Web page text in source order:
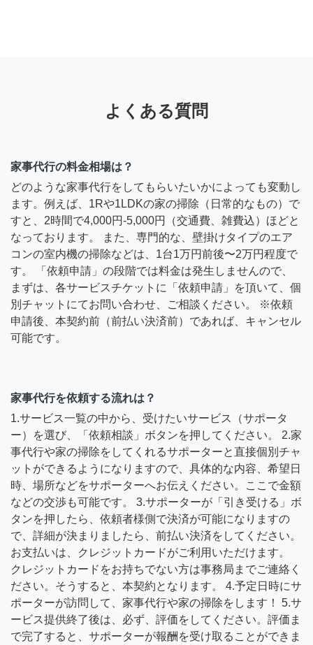
よくある質問
家事代行の料金相場は？
どのような家事代行をしてもらいたいかによっても変動し
ます。例えば、1Rや1LDKの家の掃除（日常的なもの）で
すと、2時間で4,000円-5,000円（交通費、雑費込）ほどと
なっております。 また、専門的な、壁掛けタイプのエア
コンの室内機の掃除などは、1台1万円前後〜2万円程度で
す。 「依頼申請」の段階では料金は発生しませんので、
まずは、各サービスチケットに「依頼申請」を頂いて、個
別チャットにてお問い合わせ、ご相談ください。 ※依頼
申請後、本契約前（前払い決済前）であれば、キャンセル
可能です。
家事代行を依頼する流れは？
1.サービス一覧の中から、受けたいサービス（サポータ
ー）を選び、「依頼相談」ボタンを押してください。 2.家
事代行や家の掃除をしてくれるサポーターと直接個別チャ
ットができるようになりますので、具体的な内容、希望日
時、場所などをサポーターへお伝えください。ここで金額
などの交渉も可能です。 3.サポーターが「引き受ける」ボ
タンを押したら、依頼者様側で決済が可能になりますの
で、詳細が決まりましたら、前払い決済をしてください。
お支払いは、クレジットカードがご利用いただけます。
クレジットカードをお持ちでない方は事務局までご連絡く
ださい。そうすると、本契約となります。 4.予定日時にサ
ポーターが訪問して、家事代行や家の掃除をします！ 5.サ
ービス提供終了後は、必ず、評価をしてください。評価ま
で完了すると、サポーターが報酬を受け取ることができま